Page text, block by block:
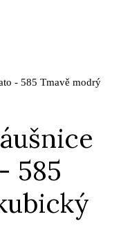
- 585 Tmavě modrý
585